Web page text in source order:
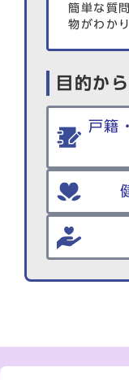
簡単な質
物がわか
目的か
戸籍